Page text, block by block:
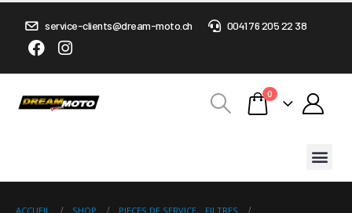
service-clients@dream-moto.ch 0041 76 205 22 38
0
ACCUEIL SHOP PIECES DE SERVICE,
FILTRES